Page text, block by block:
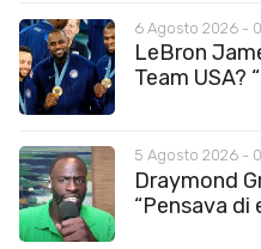
6 Agosto 2026 -
LeBron
Team USA?
5 Agosto 2026 -
Draymond
“Pensava di